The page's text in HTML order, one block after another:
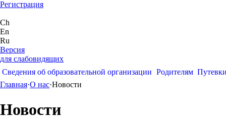
Регистрация
Ch
En
Ru
Версия
для слабовидящих
Сведения об образовательной организации Родителям
Главная·О нас·Новости
Новости